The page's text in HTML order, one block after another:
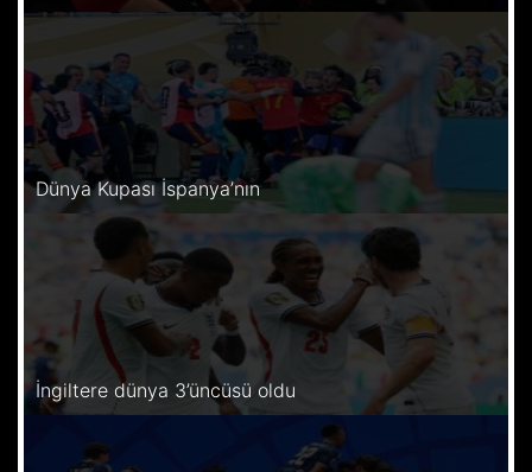
Dünya Kupası İspanya’nın
İngiltere dünya 3’üncüsü oldu